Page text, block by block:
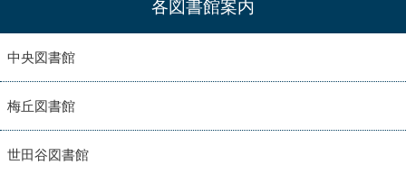
各図書館案内
中央図書館
梅丘図書館
世田谷図書館